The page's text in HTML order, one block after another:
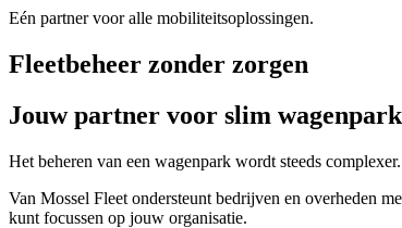
Eén partner voor alle mobiliteitsoplossingen.
Fleetbeheer zonder zorgen
Jouw partner voor slim
Het beheren van een wagenpark wordt steeds
Van Mossel Fleet ondersteunt bedrijven en overheden
kunt focussen op jouw organisatie.